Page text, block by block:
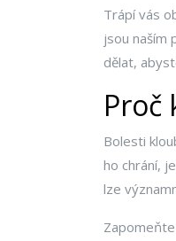
Trápí vás
jsou naším
dělat,
Proč
Bolesti
ho chrání,
lze